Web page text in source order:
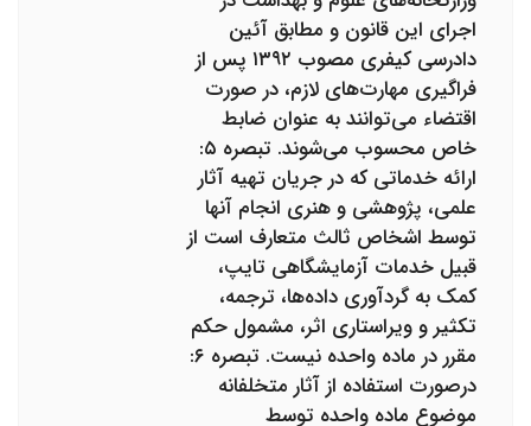
اجرای این قانون و مطابق آئین
دادرسی کیفری مصوب ۱۳۹۲ پس از
فراگیری مهارت‌های لازم، در صورت
اقتضاء می‌توانند به عنوان ضابط
خاص محسوب می‌شوند. تبصره ۵:
ارائه خدماتی که در جریان تهیه آثار
علمی، پژوهشی و هنری انجام آنها
توسط اشخاص ثالث متعارف است از
قبیل خدمات آزمایشگاهی تایپ،
کمک به گردآوری داده‌ها، ترجمه،
تکثیر و ویراستاری اثر، مشمول حکم
مقرر در ماده واحده نیست. تبصره ۶:
درصورت استفاده از آثار متخلفانه
موضوع ماده واحده توسط